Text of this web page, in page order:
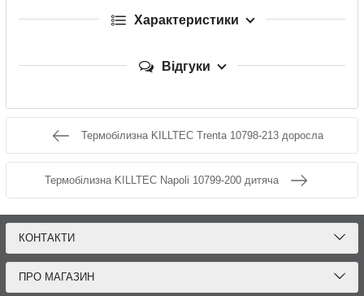
Характеристики
Відгуки
Термобілизна KILLTEC Trenta 10798-213 доросла
Термобілизна KILLTEC Napoli 10799-200 дитяча
КОНТАКТИ
ПРО МАГАЗИН